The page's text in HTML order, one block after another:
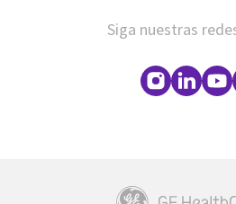
Siga nuestras